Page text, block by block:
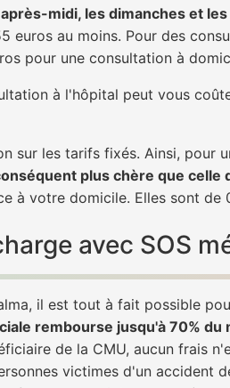
midi, les dimanches et
euros au moins. Pour des
pour une consultation à
à l'hôpital peut vous
sur les tarifs fixés. Ainsi, pour
plus chère que celle
à votre domicile. Elles sont
avec SOS
il est tout à fait possible
rembourse jusqu'à 70%
de la CMU, aucun frais
victimes d'un accident